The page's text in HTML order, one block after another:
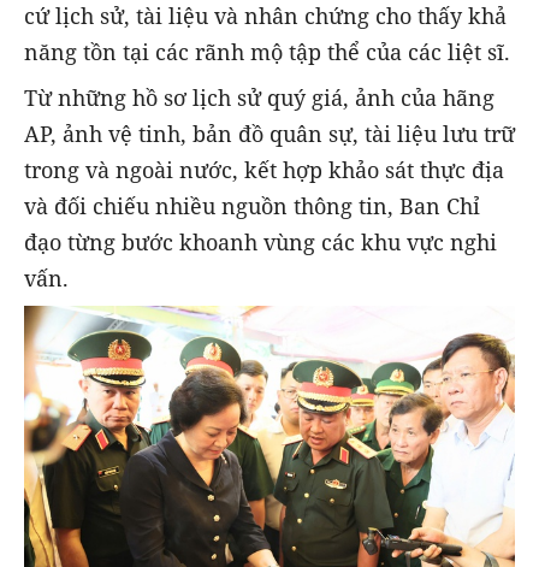
cứ lịch sử, tài liệu và nhân chứng cho thấy khả
năng tồn tại các rãnh mộ tập thể của các liệt sĩ.
Từ những hồ sơ lịch sử quý giá, ảnh của hãng
AP, ảnh vệ tinh, bản đồ quân sự, tài liệu lưu trữ
trong và ngoài nước, kết hợp khảo sát thực địa
và đối chiếu nhiều nguồn thông tin, Ban Chỉ
đạo từng bước khoanh vùng các khu vực nghi
vấn.